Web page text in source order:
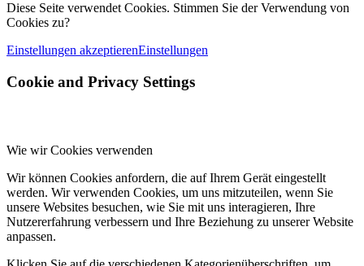
Diese Seite verwendet Cookies. Stimmen Sie der Verwendung von
Cookies zu?
Einstellungen akzeptierenEinstellungen
Cookie and Privacy Settings
Wie wir Cookies verwenden
Wir können Cookies anfordern, die auf Ihrem Gerät eingestellt
werden. Wir verwenden Cookies, um uns mitzuteilen, wenn Sie
unsere Websites besuchen, wie Sie mit uns interagieren, Ihre
Nutzererfahrung verbessern und Ihre Beziehung zu unserer Website
anpassen.